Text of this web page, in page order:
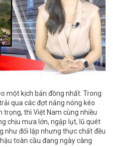
một kịch bản đồng nhất. Trong
qua các đợt nắng nóng kéo
trọng, thì Việt Nam cùng nhiều
chịu mưa lớn, ngập lụt, lũ quét
như đối lập nhưng thực chất đều
toàn cầu đang ngày càng